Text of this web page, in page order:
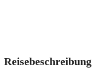
Reisebeschreibung